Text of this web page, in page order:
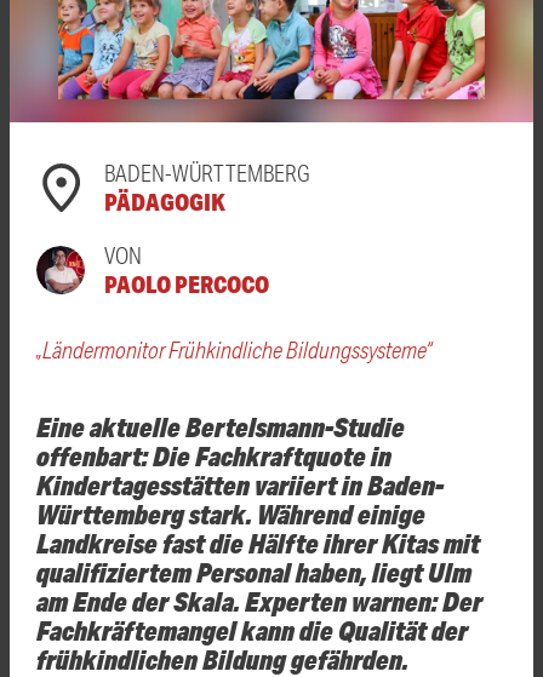
BADEN-WÜRTTEMBERG
PÄDAGOGIK
VON
PAOLO PERCOCO
„Ländermonitor Frühkindliche Bildungssysteme“
Eine aktuelle Bertelsmann-Studie
offenbart: Die Fachkraftquote in
Kindertagesstätten variiert in Baden-
Württemberg stark. Während einige
Landkreise fast die Hälfte ihrer Kitas mit
qualifiziertem Personal haben, liegt Ulm
am Ende der Skala. Experten warnen: Der
Fachkräftemangel kann die Qualität der
frühkindlichen Bildung gefährden.